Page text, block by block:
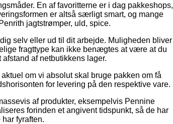
En af favoritterne er i dag pakkeshops,
er altså særligt smart, og mange
jagtstrømper, uld, spice.
selv eller ud til dit arbejde. Muligheden bliver
fragttype kan ikke benægtes at være at du
af netbutikkens lager.
om vi absolut skal bruge pakken om få
for levering på den respektive vare.
af produkter, eksempelvis Pennine
forinden et angivent tidspunkt, så de har
fyraften.